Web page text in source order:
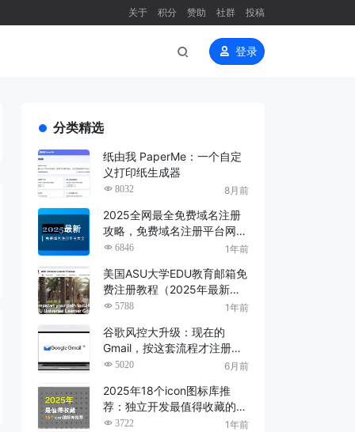
关于 积分 赞助 社群 投稿
登录
分类精选
纸由我 PaperMe：一个自定
义打印纸生成器
8032 8月前
2025全网最全免费域名注册
攻略，免费域名注册平台网站
大全（长期更新，建议收藏）
6846 1年前
美国ASU大学EDU教育邮箱免
费注册教程（2025年最新
版）5788 1年前
谷歌风控大升级：现在的
Gmail，按这套流程才注册得
了（2026 亲测）
5020 6月前
2025年18个icon图标库推
荐：独立开发最值得收藏的建
站素材资源
3722 1年前